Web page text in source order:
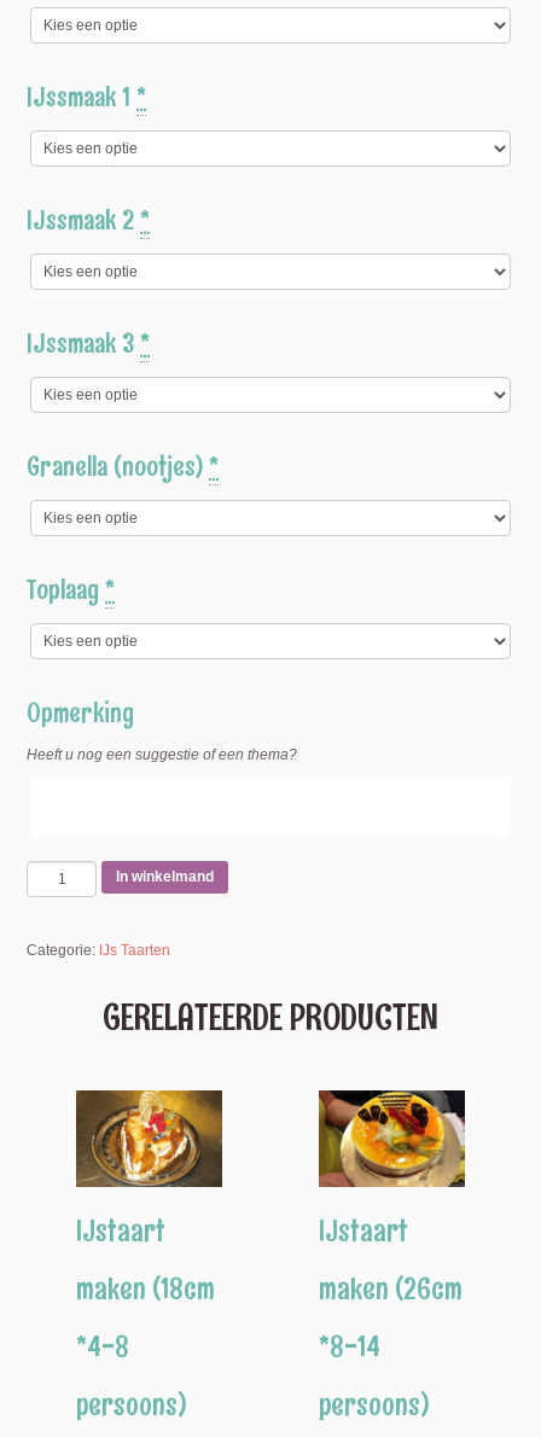
IJssmaak 1*
IJssmaak 2*
IJssmaak 3*
Granella (nootjes)*
Toplaag*
Opmerking
Heeft u nog een suggestie of een thema?
In winkelmand
Categorie: IJs Taarten
GERELATEERDE PRODUCTEN
IJstaart
maken (18cm
*4-8
persoons)
IJstaart
maken (26cm
*8-14
persoons)